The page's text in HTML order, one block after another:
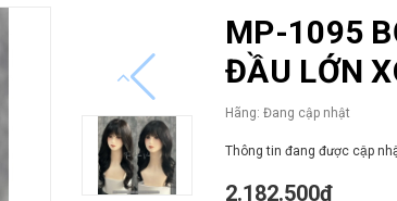
MP-1095
ĐẦU LỚN
Hãng: Đang cập nhật
Thông tin đang được cập
2.182.500₫